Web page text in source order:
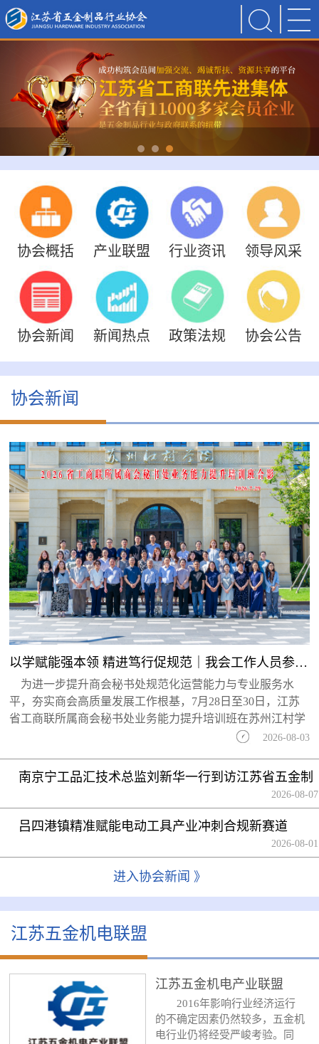
协会概括 产业联盟 行业资讯 领导风采
协会新闻 新闻热点 政策法规 协会公告
协会新闻
以学赋能强本领 精进笃行促规范｜我会工作人员参加省工商联商会业务能力提升培训...
为进一步提升商会秘书处规范化运营能力与专业服务水
平，夯实商会高质量发展工作根基，7月28日至30日，江苏
省工商联所属商会秘书处业务能力提升培训班在苏州江村学
2026-08-03
南京宁工品汇技术总监刘新华一行到访江苏省五金制
2026-08-07
吕四港镇精准赋能电动工具产业冲刺合规新赛道
2026-08-01
进入协会新闻 》
江苏五金机电联盟
江苏五金机电产业联盟
2016年影响行业经济运行
的不确定因素仍然较多，五金机
电行业仍将经受严峻考验。同